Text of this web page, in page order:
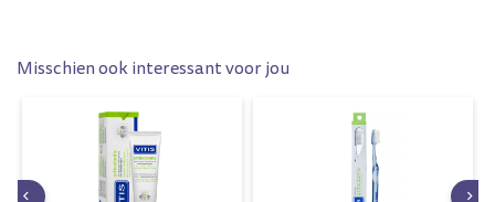
Misschien ook interessant voor jou